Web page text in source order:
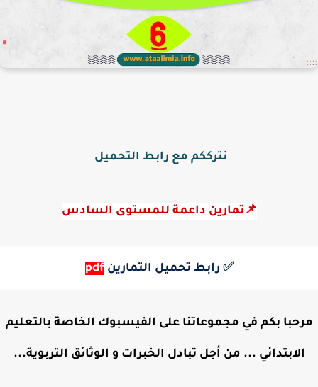
نترككم مع رابط التحميل
📌تمارين داعمة للمستوى السادس
✅ رابط تحميل التمارين pdf
مرحبا بكم في مجموعاتنا على الفيسبوك الخاصة بالتعليم
الابتدائي ... من أجل تبادل الخبرات و الوثائق التربوية...